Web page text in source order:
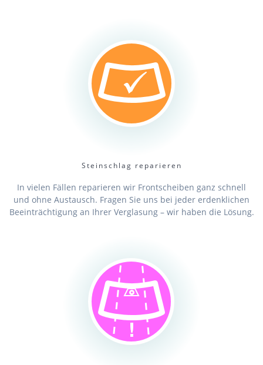
Steinschlag reparieren
In vielen Fällen reparieren wir Frontscheiben ganz schnell
und ohne Austausch. Fragen Sie uns bei jeder erdenklichen
Beeinträchtigung an Ihrer Verglasung – wir haben die Lösung.